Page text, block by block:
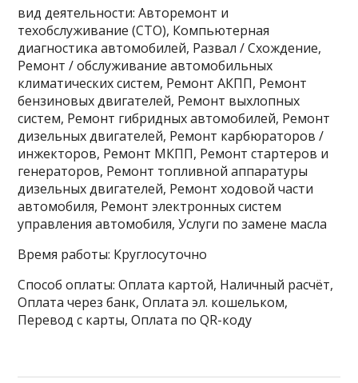
вид деятельности: Авторемонт и
техобслуживание (СТО), Компьютерная
диагностика автомобилей, Развал / Схождение,
Ремонт / обслуживание автомобильных
климатических систем, Ремонт АКПП, Ремонт
бензиновых двигателей, Ремонт выхлопных
систем, Ремонт гибридных автомобилей, Ремонт
дизельных двигателей, Ремонт карбюраторов /
инжекторов, Ремонт МКПП, Ремонт стартеров и
генераторов, Ремонт топливной аппаратуры
дизельных двигателей, Ремонт ходовой части
автомобиля, Ремонт электронных систем
управления автомобиля, Услуги по замене масла
Время работы: Круглосуточно
Способ оплаты: Оплата картой, Наличный расчёт,
Оплата через банк, Оплата эл. кошельком,
Перевод с карты, Оплата по QR-коду